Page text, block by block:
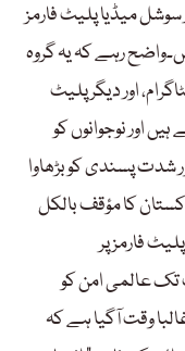
میڈیا پلیٹ فارمز
رہے کہ یہ گروہ
اور دیگر پلیٹ
اور نوجوانوں کو
شدت پسندی کو بڑھاوا
کا مؤقف بالکل
فارمز پر
تک عالمی امن کو
وقت آگیا ہے کہ